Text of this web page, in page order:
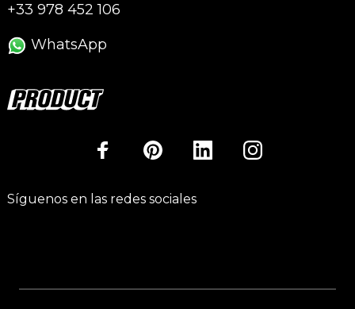
+33 978 452 106
WhatsApp
Síguenos en las redes sociales